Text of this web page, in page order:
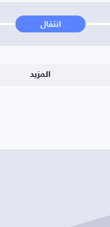
انتقال
المزيد